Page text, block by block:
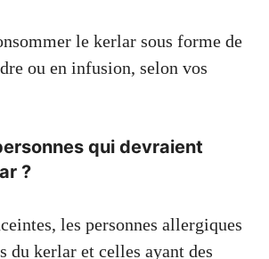
le kerlar sous forme de
ou en infusion, selon vos
qui devraient
?
les personnes allergiques
du kerlar et celles ayant des